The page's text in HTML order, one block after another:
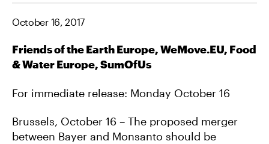
C
E
B
K
I
T
T
M
A
October 16, 2017
Friends of the Earth Europe, WeMove.EU, Food
& Water Europe, SumOfUs
For immediate release: Monday October 16
Brussels, October 16 – The proposed merger
between Bayer and Monsanto should be